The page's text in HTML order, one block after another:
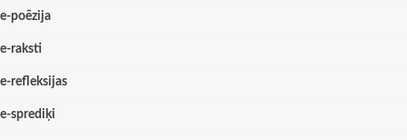
e-poēzija
e-raksti
e-refleksijas
e-sprediķi